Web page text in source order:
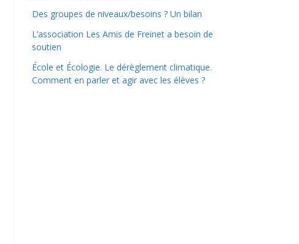
Des groupes de niveaux/besoins ? Un bilan
L’association Les Amis de Freinet a besoin de
soutien
École et Écologie. Le dérèglement climatique.
Comment en parler et agir avec les élèves ?